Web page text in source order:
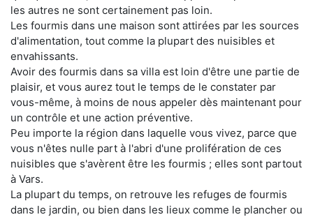
les autres ne sont certainement pas loin.
Les fourmis dans une maison sont attirées par les sources
d'alimentation, tout comme la plupart des nuisibles et
envahissants.
Avoir des fourmis dans sa villa est loin d'être une partie de
plaisir, et vous aurez tout le temps de le constater par
vous-même, à moins de nous appeler dès maintenant pour
un contrôle et une action préventive.
Peu importe la région dans laquelle vous vivez, parce que
vous n'êtes nulle part à l'abri d'une prolifération de ces
nuisibles que s'avèrent être les fourmis ; elles sont partout
à Vars.
La plupart du temps, on retrouve les refuges de fourmis
dans le jardin, ou bien dans les lieux comme le plancher ou